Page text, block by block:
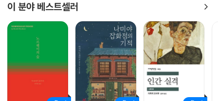
이 분야 베스트셀러